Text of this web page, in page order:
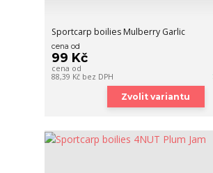
Sportcarp boilies Mulberry Garlic
cena od
99 Kč
cena od
88,39 Kč bez DPH
Zvolit variantu